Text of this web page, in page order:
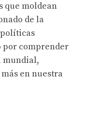
que moldean
de la
por comprender
mundial,
en nuestra